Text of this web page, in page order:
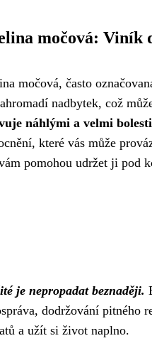
močová: Viník
močová, často
nadbytek, což
náhlými a velmi
které vás může
pomohou udržet ji pod
je nepropadat beznaději.
dodržování pitného
a užít si život naplno.